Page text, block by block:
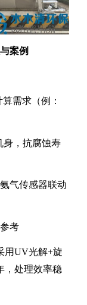
案例
算需求（例：
身，抗腐蚀寿
气传感器联动
考‌
用UV光解+旋
，处理效率稳